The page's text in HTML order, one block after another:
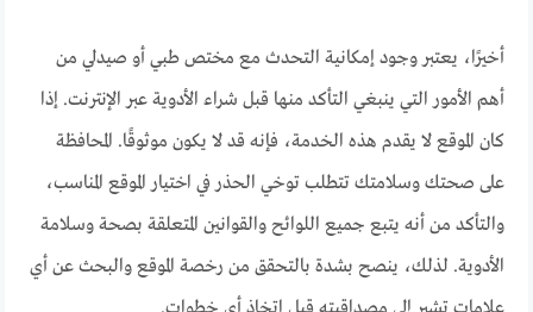
أخيرًا، يعتبر وجود إمكانية التحدث مع مختص طبي أو صيدلي من
أهم الأمور التي ينبغي التأكد منها قبل شراء الأدوية عبر الإنترنت. إذا
كان الموقع لا يقدم هذه الخدمة، فإنه قد لا يكون موثوقًا. المحافظة
على صحتك وسلامتك تتطلب توخي الحذر في اختيار الموقع المناسب،
والتأكد من أنه يتبع جميع اللوائح والقوانين المتعلقة بصحة وسلامة
الأدوية. لذلك، ينصح بشدة بالتحقق من رخصة الموقع والبحث عن أي